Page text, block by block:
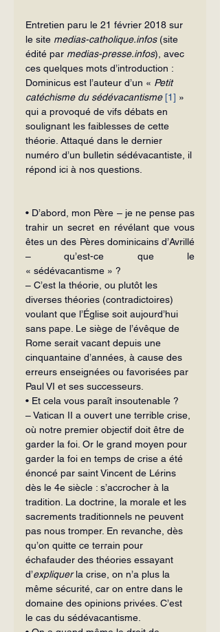
Entretien paru le 21 février 2018 sur
le site medias-catholique.infos (site
édité par medias-presse.infos), avec
ces quelques mots d’introduction :
Dominicus est l’auteur d’un « Petit
catéchisme du sédévacantisme [1] »
qui a provoqué de vifs débats en
soulignant les faiblesses de cette
théorie. Attaqué dans le dernier
numéro d’un bulletin sédévacantiste, il
répond ici à nos questions.
• D’abord, mon Père – je ne pense pas
trahir un secret en révélant que vous
êtes un des Pères dominicains d’Avrillé
– qu’est-ce que le
« sédévacantisme » ?
– C’est la théorie, ou plutôt les
diverses théories (contradictoires)
voulant que l’Église soit aujourd’hui
sans pape. Le siège de l’évêque de
Rome serait vacant depuis une
cinquantaine d’années, à cause des
erreurs enseignées ou favorisées par
Paul VI et ses successeurs.
• Et cela vous paraît insoutenable ?
– Vatican II a ouvert une terrible crise,
où notre premier objectif doit être de
garder la foi. Or le grand moyen pour
garder la foi en temps de crise a été
énoncé par saint Vincent de Lérins
dès le 4e siècle : s’accrocher à la
tradition. La doctrine, la morale et les
sacrements traditionnels ne peuvent
pas nous tromper. En revanche, dès
qu’on quitte ce terrain pour
échafauder des théories essayant
d’expliquer la crise, on n’a plus la
même sécurité, car on entre dans le
domaine des opinions privées. C’est
le cas du sédévacantisme.